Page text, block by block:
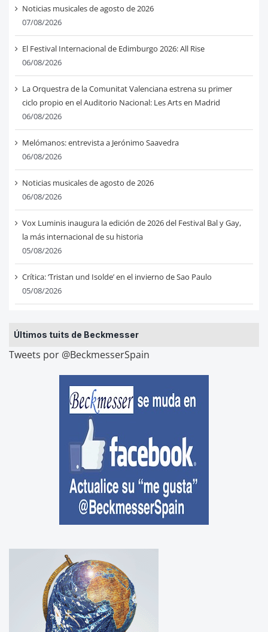
Noticias musicales de agosto de 2026
07/08/2026
El Festival Internacional de Edimburgo 2026: All Rise
06/08/2026
La Orquestra de la Comunitat Valenciana estrena su primer
ciclo propio en el Auditorio Nacional: Les Arts en Madrid
06/08/2026
Melómanos: entrevista a Jerónimo Saavedra
06/08/2026
Noticias musicales de agosto de 2026
06/08/2026
Vox Luminis inaugura la edición de 2026 del Festival Bal y Gay,
la más internacional de su historia
05/08/2026
Crítica: ‘Tristan und Isolde’ en el invierno de Sao Paulo
05/08/2026
Últimos tuits de Beckmesser
Tweets por @BeckmesserSpain